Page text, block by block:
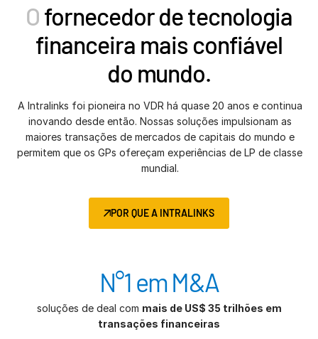
Ofornecedor de tecnologia
financeira mais confiável
do mundo.
A Intralinks foi pioneira no VDR há quase 20 anos e continua
inovando desde então. Nossas soluções impulsionam as
maiores transações de mercados de capitais do mundo e
permitem que os GPs ofereçam experiências de LP de classe
mundial.
POR QUE A INTRALINKS
N°1 em M&A
soluções de deal com mais de US$ 35 trilhões em
transações financeiras